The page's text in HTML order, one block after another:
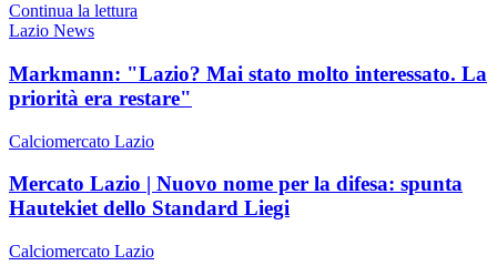
Continua la lettura
Lazio News
Markmann: "Lazio? Mai stato molto interessato. La
priorità era restare"
Calciomercato Lazio
Mercato Lazio | Nuovo nome per la difesa: spunta
Hautekiet dello Standard Liegi
Calciomercato Lazio